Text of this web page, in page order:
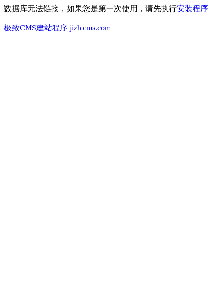
数据库无法链接，如果您是第一次使用，请先执行安装程序
极致CMS建站程序 jizhicms.com